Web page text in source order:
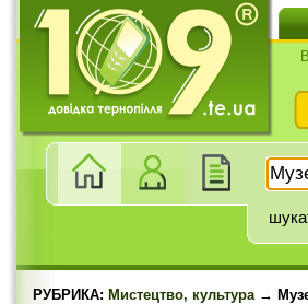
РУБРИКА: Мистецтво, культура→